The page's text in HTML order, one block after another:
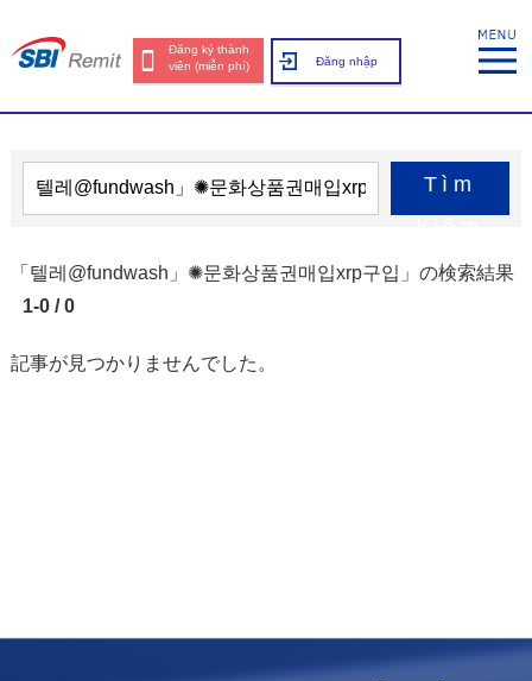
Đăng ký thành
viên (miễn phí)
Đăng nhập
Tìm
「텔레@fundwash」✺문화상품권매입xrp구입」の検索結果
1-0 / 0
記事が見つかりませんでした。